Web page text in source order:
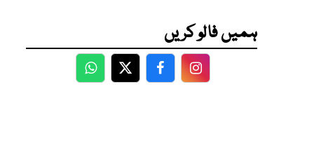
ہمیں فالو کریں
WhatsApp
TwitterFacebookFacebook